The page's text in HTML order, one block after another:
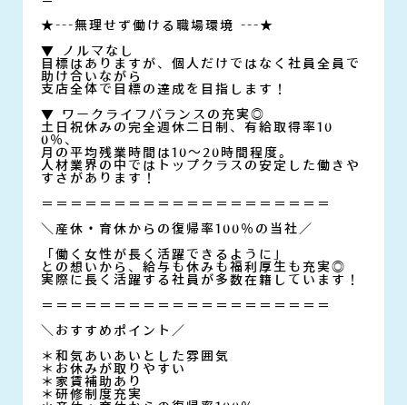
★---無理せず働ける職場環境 ---★
▼ ノルマなし
目標はありますが、個人だけではなく社員全員で
助け合いながら
支店全体で目標の達成を目指します！
▼ ワークライフバランスの充実◎
土日祝休みの完全週休二日制、有給取得率10
0％、
月の平均残業時間は10～20時間程度。
人材業界の中ではトップクラスの安定した働きや
すさがあります！
＝＝＝＝＝＝＝＝＝＝＝＝＝＝＝＝＝＝＝＝
＼産休・育休からの復帰率100％の当社／
「働く女性が長く活躍できるように」
との想いから、給与も休みも福利厚生も充実◎
実際に長く活躍する社員が多数在籍しています！
＝＝＝＝＝＝＝＝＝＝＝＝＝＝＝＝＝＝＝＝
＼おすすめポイント／
＊和気あいあいとした雰囲気
＊お休みが取りやすい
＊家賃補助あり
＊研修制度充実